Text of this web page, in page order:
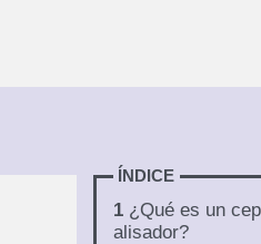
ÍNDICE
1¿Qué es un
alisador?